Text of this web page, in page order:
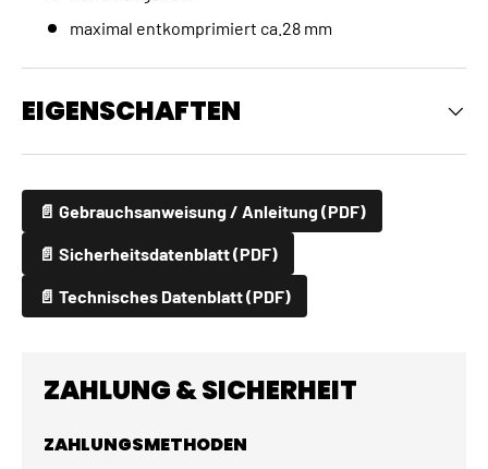
maximal entkomprimiert ca.28 mm
EIGENSCHAFTEN
📄 Gebrauchsanweisung / Anleitung (PDF)
📄 Sicherheitsdatenblatt (PDF)
📄 Technisches Datenblatt (PDF)
ZAHLUNG & SICHERHEIT
ZAHLUNGSMETHODEN